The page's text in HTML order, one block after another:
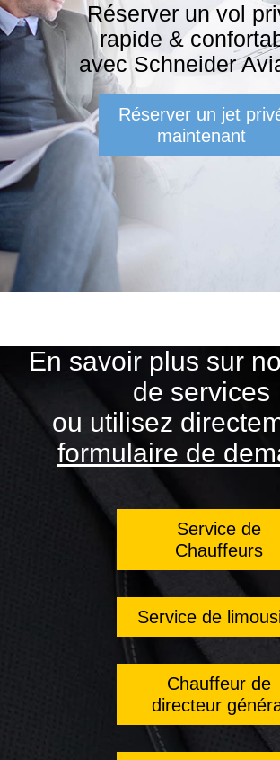
Réserver un vol
rapide &
avec Schneider
Réserver un jet
maintenant
En savoir plus sur
de services
ou utilisez
formulaire de
Service de
Chauffeurs
Service de
Chauffeur de
directeur